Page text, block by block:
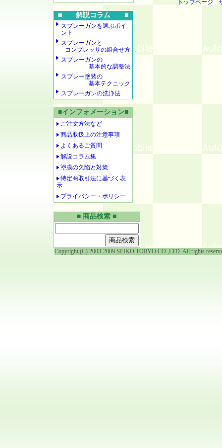
■ 解説コラム ■
スプレーガンを選ぶポイ
ント
スプレーガンと
コンプレッサの組合せ方
スプレーガンの
基本的な調整法
スプレー塗装の
基本テクニック
スプレーガンの洗浄法
■インフォメーション■
ご注文方法など
商品取扱上の注意事項
よくあるご質問
解説コラム集
塗膜の欠陥と対策
特定商取引法に基づく表
示
プライバシー・ポリシー
トップページ
■ 商品検索 ■
Copyright (C) 2003-2009 SEIKO TORYO CO.,LTD. All rights